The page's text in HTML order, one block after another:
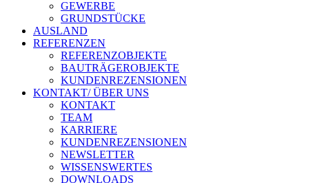
GEWERBE
GRUNDSTÜCKE
AUSLAND
REFERENZEN
REFERENZOBJEKTE
BAUTRÄGEROBJEKTE
KUNDENREZENSIONEN
KONTAKT/ ÜBER UNS
KONTAKT
TEAM
KARRIERE
KUNDENREZENSIONEN
NEWSLETTER
WISSENSWERTES
DOWNLOADS